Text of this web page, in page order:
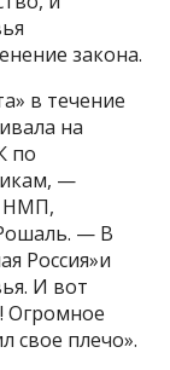
закона.
в течение
на
по
—
НМП,
— В
Россия»и
И вот
Огромное
свое плечо».